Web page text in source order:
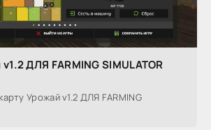
ДЛЯ FARMING SIMULATOR
Урожай v1.2 ДЛЯ FARMING